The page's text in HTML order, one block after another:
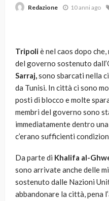
Redazione 10 anni ago
Tripoliè nel caos dopo
del governo sostenuto
Sarraj,sono sbarcati nella
da Tunisi. In città ci sono
posti di blocco e molte
membri del governo sono
immediatamente dentro
c’erano sufficienti
Da parte di Khalifa al-
sono arrivate anche delle
sostenuto dalle Nazioni
abbandonare la città, pena